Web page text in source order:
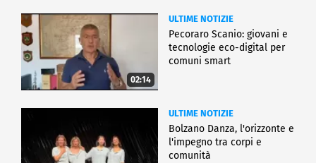
02:14
ULTIME NOTIZIE
Pecoraro Scanio: giovani e
tecnologie eco-digital per
comuni smart
ULTIME NOTIZIE
Bolzano Danza, l'orizzonte e
l'impegno tra corpi e
comunità